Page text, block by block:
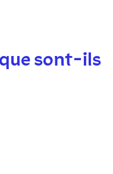
sont-ils